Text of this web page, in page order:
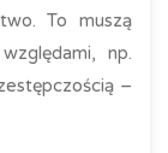
To muszą
np.
–